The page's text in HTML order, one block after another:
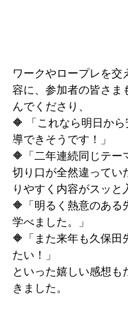
ワークやロープレを交
容に、参加者の皆さま
んでくださり、
🔶 「これなら明日か
導できそうです！」
🔶「二年連続同じテー
切り口が全然違ってい
りやすく内容がスッと
🔶「明るく熱意のある
学べました。」
🔶「また来年も久保田
たい！」
といった嬉しい感想も
きました。